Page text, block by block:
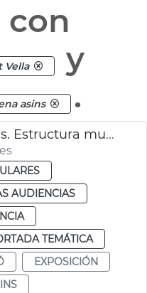
con
Vella
y
asins .
Exposición Elena Asins. Estructura musical. Museu de la Ciutat de València
AUDIENCIAS
TEMÁTICA
EXPOSICIÓN